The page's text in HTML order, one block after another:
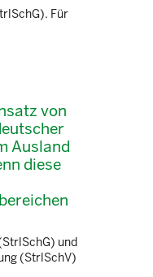
Für
von
Ausland
diese
und
(StrlSchV)